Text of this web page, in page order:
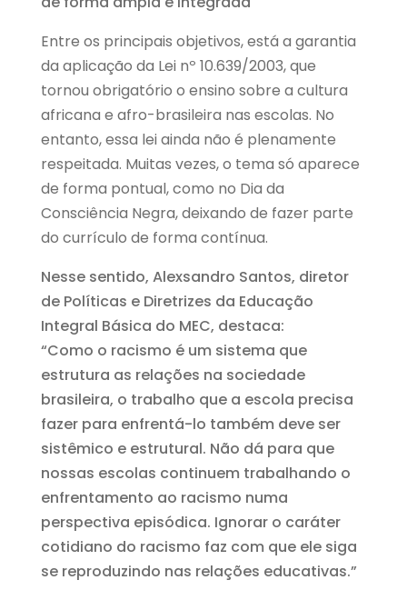
Entre os principais objetivos, está a garantia
da aplicação da Lei nº 10.639/2003, que
tornou obrigatório o ensino sobre a cultura
africana e afro-brasileira nas escolas. No
entanto, essa lei ainda não é plenamente
respeitada. Muitas vezes, o tema só aparece
de forma pontual, como no Dia da
Consciência Negra, deixando de fazer parte
do currículo de forma contínua.
Nesse sentido, Alexsandro Santos, diretor
de Políticas e Diretrizes da Educação
Integral Básica do MEC, destaca:
“Como o racismo é um sistema que
estrutura as relações na sociedade
brasileira, o trabalho que a escola precisa
fazer para enfrentá-lo também deve ser
sistêmico e estrutural. Não dá para que
nossas escolas continuem trabalhando o
enfrentamento ao racismo numa
perspectiva episódica. Ignorar o caráter
cotidiano do racismo faz com que ele siga
se reproduzindo nas relações educativas.”